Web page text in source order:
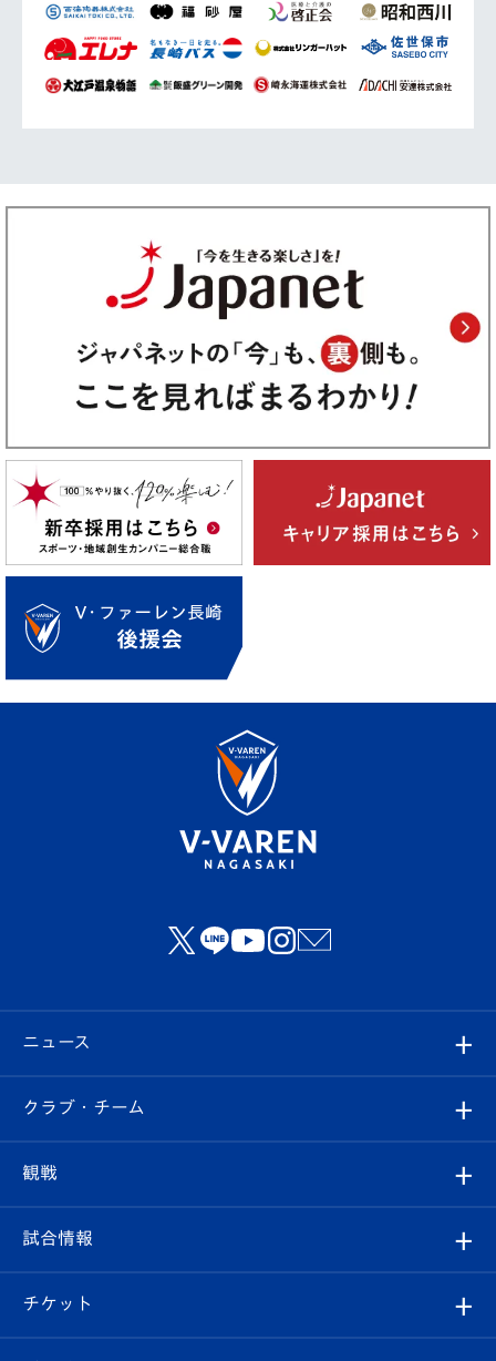
ニュース
すべて
クラブ
試合情報
クラブ・チーム
クラブ概要
エンブレム紹介
観戦
観戦ルール
はじめての観戦ガイド
試合情報
試合日程/結果
チケット